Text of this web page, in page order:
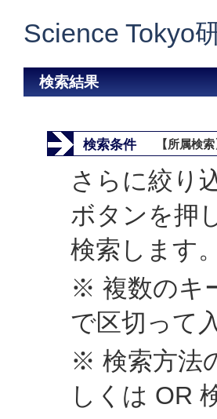
Science Tokyo
検索結果
検索条件 【所属検
さらに絞り
ボタンを押
検索します。
※ 複数のキ
で区切って
※ 検索方法
しくは OR